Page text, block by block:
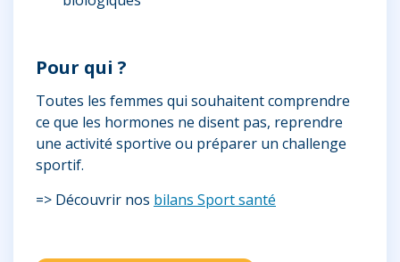
Pour qui ?
Toutes les femmes qui souhaitent comprendre
ce que les hormones ne disent pas, reprendre
une activité sportive ou préparer un challenge
sportif.
=> Découvrir nos bilans Sport santé